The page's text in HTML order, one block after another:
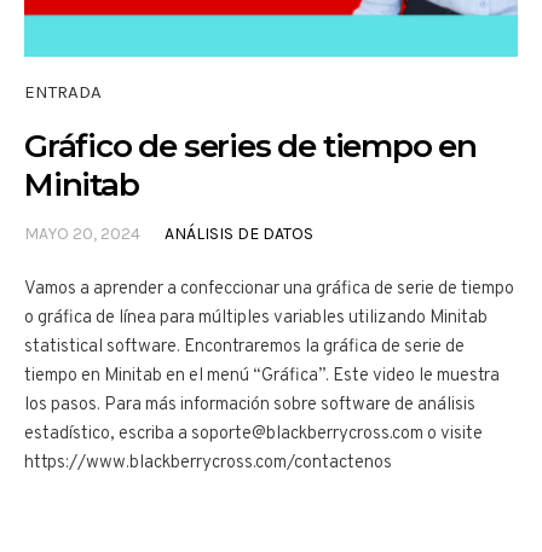
ENTRADA
Gráfico de series de tiempo en
Minitab
MAYO 20, 2024 ANÁLISIS DE DATOS
Vamos a aprender a confeccionar una gráfica de serie de tiempo
o gráfica de línea para múltiples variables utilizando Minitab
statistical software. Encontraremos la gráfica de serie de
tiempo en Minitab en el menú “Gráfica”. Este video le muestra
los pasos. Para más información sobre software de análisis
estadístico, escriba a soporte@blackberrycross.com o visite
https://www.blackberrycross.com/contactenos